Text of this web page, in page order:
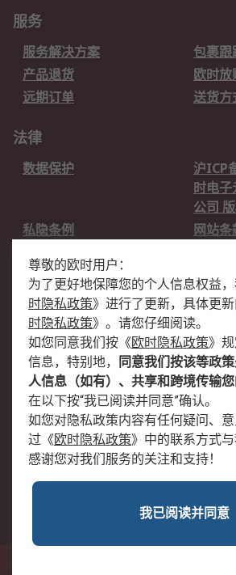
服务
服务解决方案
包裹跟
产品退货
欧时
远期订单
送货方
法律
数据保护
沪ICP
时电
公司
私隐条例
网站条
关于欧时
欧时销售条款
账户和
企业集团
全球办
关于我们
新闻中
加入我们
沪公网安备
尊敬的欧时用户：
为了更好地保障您的个人信息权益
时隐私政策》 进行了更新，具体更
时隐私政策》 。请您仔细阅读。
如您同意我们按 《欧时隐私政策》
信息，特别地，
同意我们按该等政
人信息（如有）、共享和跨境传输
在以下按“我已阅读并同意”确认。
如您对隐私政策内容有任何疑问、
过 《欧时隐私政策》 中的联系方式与
感谢您对我们服务的关注和支持！
我已阅读并同意